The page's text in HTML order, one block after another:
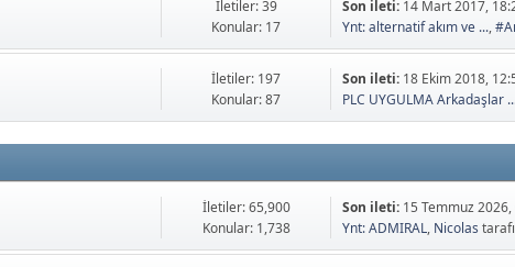
İletiler: 39
Konular: 17
Son ileti: 14 Mart 2017,
Ynt: alternatif akım ve ...,
İletiler: 197
Konular: 87
Son ileti: 18 Ekim 2018,
PLC UYGULMA Arkadaşlar
İletiler: 65,900
Konular: 1,738
Son ileti: 15 Temmuz
Ynt: ADMIRAL, Nicolas